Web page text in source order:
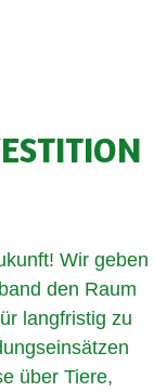
Wir geben
den Raum
langfristig zu
über Tiere,